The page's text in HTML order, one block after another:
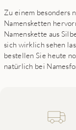
Zu einem besonders
Namensketten
Namenskette aus
sich wirklich sehen
bestellen Sie heute
natürlich bei